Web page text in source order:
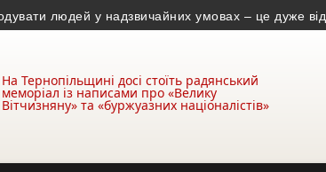
людей у надзвичайних умовах – це дуже
На Тернопільщині досі стоїть радянський
меморіал із написами про «Велику
Вітчизняну» та «буржуазних націоналістів»